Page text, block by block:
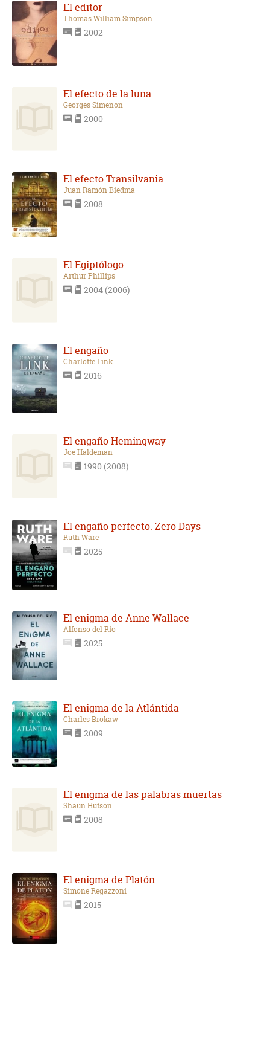
El editor
Thomas William Simpson
2002
El efecto de la luna
Georges Simenon
2000
El efecto Transilvania
Juan Ramón Biedma
2008
El Egiptólogo
Arthur Phillips
2004 (2006)
El engaño
Charlotte Link
2016
El engaño Hemingway
Joe Haldeman
1990 (2008)
El engaño perfecto. Zero Days
Ruth Ware
2025
El enigma de Anne Wallace
Alfonso del Río
2025
El enigma de la Atlántida
Charles Brokaw
2009
El enigma de las palabras muertas
Shaun Hutson
2008
El enigma de Platón
Simone Regazzoni
2015